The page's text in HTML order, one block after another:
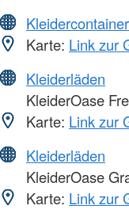
Kleidercontainer
Karte: Link zur
Kleiderläden
KleiderOase
Karte: Link zur
Kleiderläden
KleiderOase
Karte: Link zur